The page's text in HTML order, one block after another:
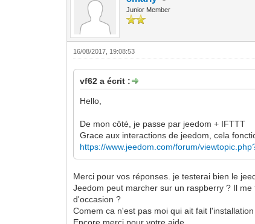
Junior Member
16/08/2017, 19:08:53
vf62 a écrit :
Hello,
De mon côté, je passe par jeedom + IFTTT
Grace aux interactions de jeedom, cela
https://www.jeedom.com/forum/
Merci pour vos réponses. je testerai bien le
Jeedom peut marcher sur un raspberry ? Il
d'occasion ?
Comem ca n'est pas moi qui ait fait